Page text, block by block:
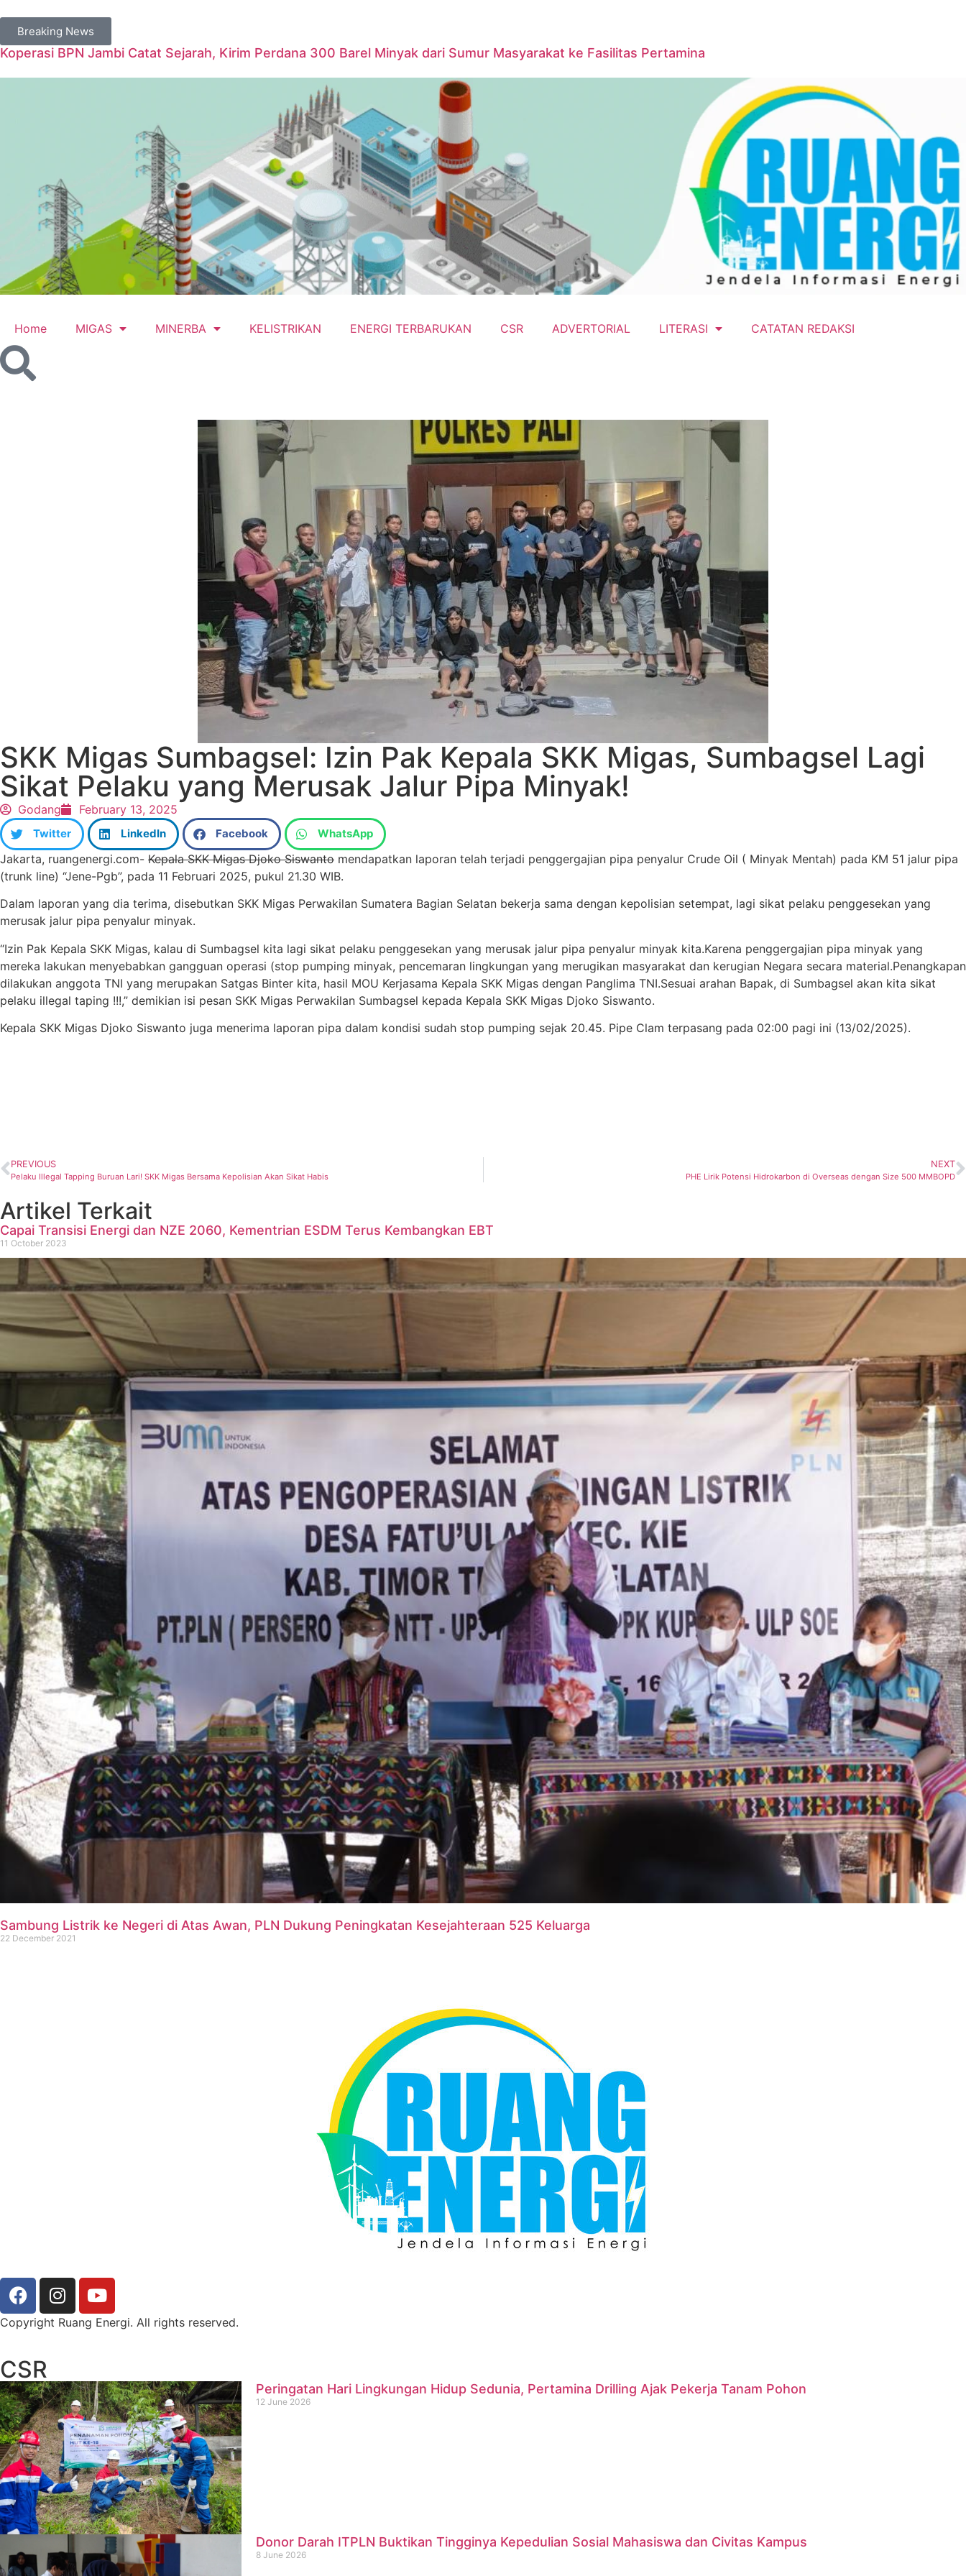
Breaking News
Koperasi BPN Jambi Catat Sejarah, Kirim Perdana 300 Barel Minyak dari Sumur Masyarakat ke Fasilitas Pertamina
Home MIGAS MINERBA KELISTRIKAN ENERGI TERBARUKAN CSR ADVERTORIAL LITERASI CATATAN REDAKSI
SKK Migas Sumbagsel: Izin Pak Kepala SKK Migas, Sumbagsel Lagi
Sikat Pelaku yang Merusak Jalur Pipa Minyak!
Godang February 13, 2025
Twitter LinkedIn Facebook WhatsApp
Jakarta, ruangenergi.com- Kepala SKK Migas Djoko Siswanto mendapatkan laporan telah terjadi penggergajian pipa penyalur Crude Oil ( Minyak Mentah) pada KM 51 jalur pipa
(trunk line) “Jene-Pgb”, pada 11 Februari 2025, pukul 21.30 WIB.
Dalam laporan yang dia terima, disebutkan SKK Migas Perwakilan Sumatera Bagian Selatan bekerja sama dengan kepolisian setempat, lagi sikat pelaku penggesekan yang
merusak jalur pipa penyalur minyak.
“Izin Pak Kepala SKK Migas,⁩ kalau di Sumbagsel kita lagi sikat pelaku penggesekan yang merusak jalur pipa penyalur minyak kita.Karena penggergajian pipa minyak yang
mereka lakukan menyebabkan gangguan operasi (stop pumping minyak, pencemaran lingkungan yang merugikan masyarakat dan kerugian Negara secara material.Penangkapan
dilakukan anggota TNI yang merupakan Satgas Binter kita, hasil MOU Kerjasama Kepala SKK Migas dengan Panglima TNI.Sesuai arahan Bapak, di Sumbagsel akan kita sikat
pelaku illegal taping !!!,” demikian isi pesan SKK Migas Perwakilan Sumbagsel kepada Kepala SKK Migas Djoko Siswanto.
Kepala SKK Migas Djoko Siswanto juga menerima laporan pipa dalam kondisi sudah stop pumping sejak 20.45. Pipe Clam terpasang pada 02:00 pagi ini (13/02/2025).
PREVIOUS
Pelaku Illegal Tapping Buruan Lari! SKK Migas Bersama Kepolisian Akan Sikat Habis
NEXT
PHE Lirik Potensi Hidrokarbon di Overseas dengan Size 500 MMBOPD
Artikel Terkait
Capai Transisi Energi dan NZE 2060, Kementrian ESDM Terus Kembangkan EBT
11 October 2023
Sambung Listrik ke Negeri di Atas Awan, PLN Dukung Peningkatan Kesejahteraan 525 Keluarga
22 December 2021
Copyright Ruang Energi. All rights reserved.
CSR
Peringatan Hari Lingkungan Hidup Sedunia, Pertamina Drilling Ajak Pekerja Tanam Pohon
12 June 2026
Donor Darah ITPLN Buktikan Tingginya Kepedulian Sosial Mahasiswa dan Civitas Kampus
8 June 2026